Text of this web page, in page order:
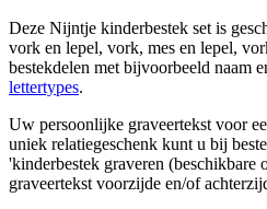
Deze Nijntje kinderbestek set is
vork en lepel, vork, mes en lepel,
bestekdelen met bijvoorbeeld naam
lettertypes.
Uw persoonlijke graveertekst voor
uniek relatiegeschenk kunt u bij
'kinderbestek graveren (beschikbare
graveertekst voorzijde en/of